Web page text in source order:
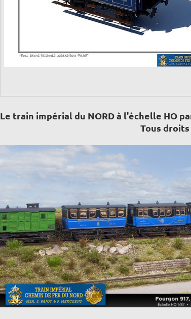
Le train impérial du NORD à l'échelle HO
Tous